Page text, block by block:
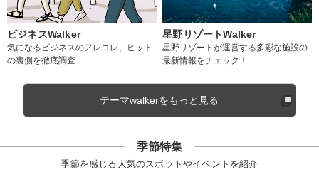
ビジネスWalker
気になるビジネスのアレコレ、ヒット
の裏側を徹底調査
星野リゾートWalker
星野リゾートが運営する多彩な施設の
最新情報をチェック！
テーマwalkerをもっと見る
季節特集
季節を感じる人気のスポットやイベントを紹介